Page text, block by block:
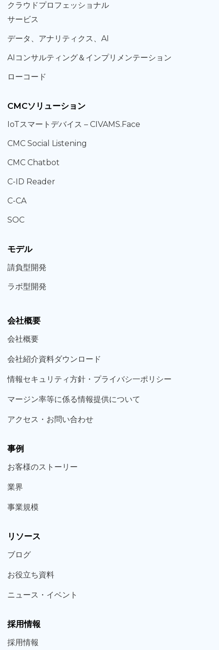
クラウドプロフェッショナル
サービス
データ、 アナリティクス、 AI
AIコンサルティング＆ インプリメンテーション
ローコード
CMCソリューション
IoTスマートデバイス – CIVAMS.Face
CMC Social Listening
CMC Chatbot
C-ID Reader
C-CA
SOC
モデル
請負型開発
ラボ型開発
会社概要
会社概要
会社紹介資料ダウンロード
情報セキュリティ方針・プライバシ一ポリシー
マージン率等に係る情報提供について
アクセス・お問い合わせ
事例
お客様のストーリー
業界
事業規模
リソース
ブログ
お役立ち資料
ニュース・ イベント
採用情報
採用情報